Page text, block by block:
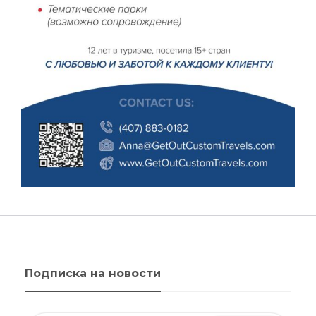
Подписка на новости